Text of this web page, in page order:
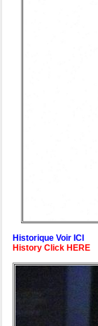
Historique Voir ICI
History Click HERE